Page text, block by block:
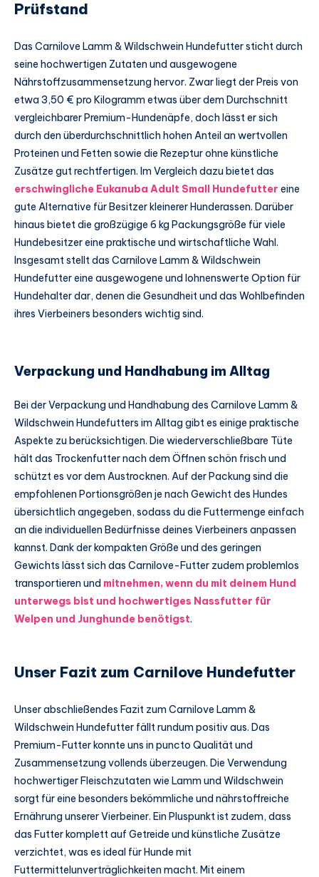
Prüfstand
Das Carnilove Lamm & Wildschwein Hundefutter sticht durch
seine hochwertigen Zutaten und ausgewogene
Nährstoffzusammensetzung hervor. Zwar liegt der Preis von
etwa 3,50 € pro Kilogramm etwas über dem Durchschnitt
vergleichbarer Premium-Hundenäpfe, doch lässt er sich
durch den überdurchschnittlich hohen Anteil an wertvollen
Proteinen und Fetten sowie die Rezeptur ohne künstliche
Zusätze gut rechtfertigen. Im Vergleich dazu bietet das
erschwingliche Eukanuba Adult Small Hundefutter eine
gute Alternative für Besitzer kleinerer Hunderassen. Darüber
hinaus bietet die großzügige 6 kg Packungsgröße für viele
Hundebesitzer eine praktische und wirtschaftliche Wahl.
Insgesamt stellt das Carnilove Lamm & Wildschwein
Hundefutter eine ausgewogene und lohnenswerte Option für
Hundehalter dar, denen die Gesundheit und das Wohlbefinden
ihres Vierbeiners besonders wichtig sind.
Verpackung und Handhabung im Alltag
Bei der Verpackung und Handhabung des Carnilove Lamm &
Wildschwein Hundefutters im Alltag gibt es einige praktische
Aspekte zu berücksichtigen. Die wiederverschließbare Tüte
hält das Trockenfutter nach dem Öffnen schön frisch und
schützt es vor dem Austrocknen. Auf der Packung sind die
empfohlenen Portionsgrößen je nach Gewicht des Hundes
übersichtlich angegeben, sodass du die Futtermenge einfach
an die individuellen Bedürfnisse deines Vierbeiners anpassen
kannst. Dank der kompakten Größe und des geringen
Gewichts lässt sich das Carnilove-Futter zudem problemlos
transportieren und mitnehmen, wenn du mit deinem Hund
unterwegs bist und hochwertiges Nassfutter für
Welpen und Junghunde benötigst.
Unser Fazit zum Carnilove Hundefutter
Unser abschließendes Fazit zum Carnilove Lamm &
Wildschwein Hundefutter fällt rundum positiv aus. Das
Premium-Futter konnte uns in puncto Qualität und
Zusammensetzung vollends überzeugen. Die Verwendung
hochwertiger Fleischzutaten wie Lamm und Wildschwein
sorgt für eine besonders bekömmliche und nährstoffreiche
Ernährung unserer Vierbeiner. Ein Pluspunkt ist zudem, dass
das Futter komplett auf Getreide und künstliche Zusätze
verzichtet, was es ideal für Hunde mit
Futtermittelunverträglichkeiten macht. Mit einem